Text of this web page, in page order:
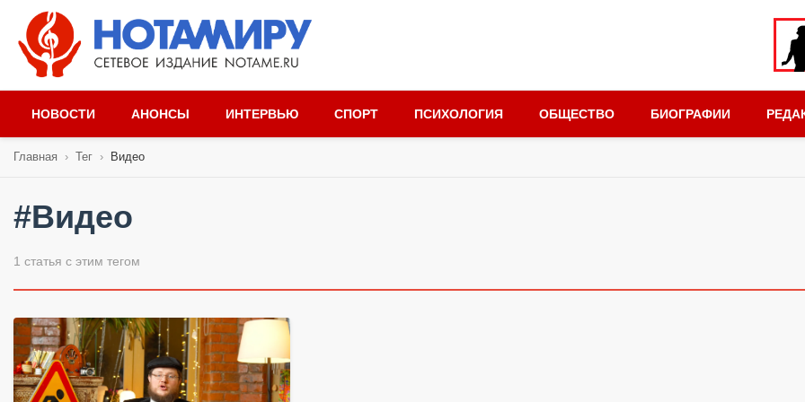
НОВОСТИ АНОНСЫ ИНТЕРВЬЮ СПОРТ ПСИХОЛОГИЯ ОБЩЕСТВО БИОГРАФИИ
Главная › Тег › Видео
#Видео
1 статья с этим тегом